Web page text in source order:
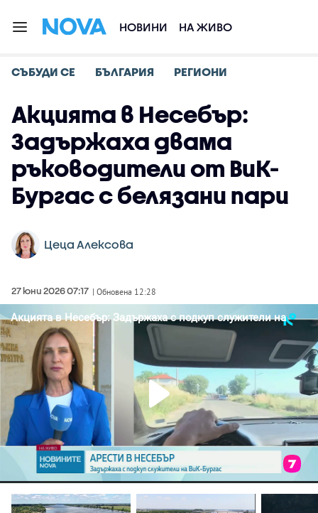
НОВИНИ НА ЖИВО
СЪБУДИ СЕ БЪЛГАРИЯ РЕГИОНИ
Акцията в Несебър:
Задържаха двама
ръководители от ВиК-
Бургас с белязани пари
Цеца Алексова
27 юни 2026 07:17 | Обновена 12:28